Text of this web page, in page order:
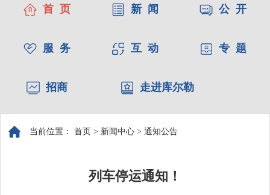
首 页 新 闻 公 开
服 务 互 动 专 题
招商 走进库尔勒
当前位置： 首页 > 新闻中心 > 通知公告
列车停运通知！